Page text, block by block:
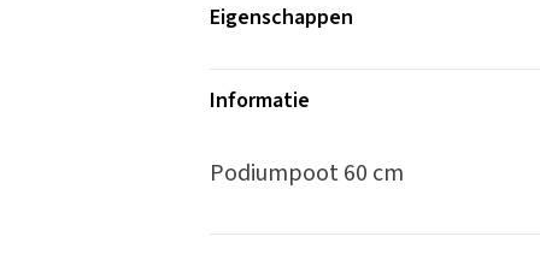
Eigenschappen
Informatie
Podiumpoot 60 cm